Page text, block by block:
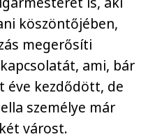
köszöntőjében,
megerősíti
ami, bár
éve kezdődött, de
személye már
várost.